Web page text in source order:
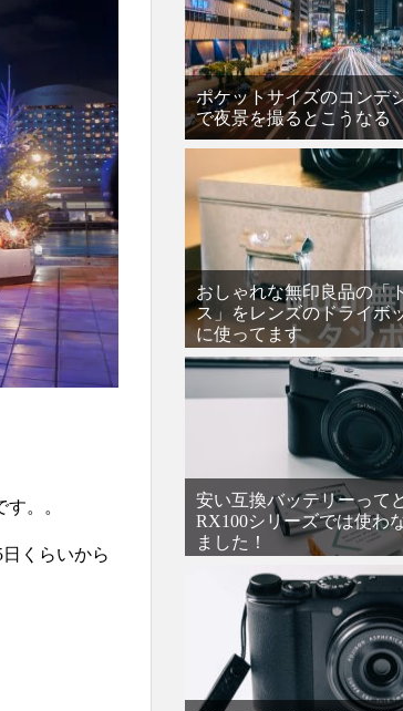
。。
くらいから
ポケットサイズのコンデ
で夜景を撮るとこうなる
おしゃれな無印良品の「
ス」をレンズのドライボ
に使ってます
安い互換バッテリーって
RX100シリーズでは使わ
ました！